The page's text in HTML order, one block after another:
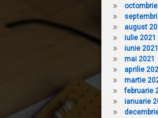
octombrie
august
iulie 2021
iunie 2021
mai 2021
aprilie
martie
februarie
ianuarie